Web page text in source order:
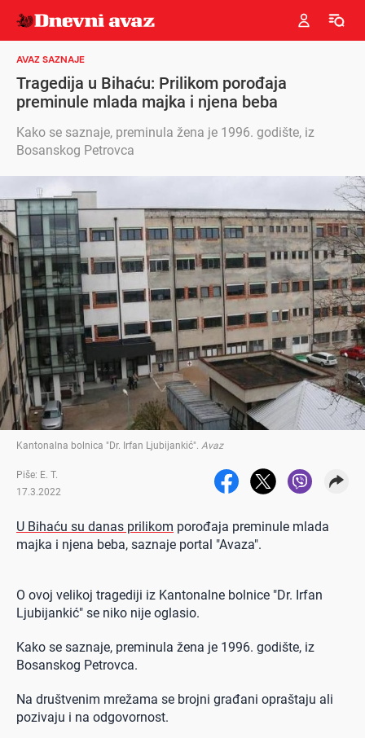
AVAZ SAZNAJE
Tragedija u Bihaću: Prilikom porođaja
preminule mlada majka i njena beba
Kako se saznaje, preminula žena je 1996. godište, iz
Bosanskog Petrovca
Kantonalna bolnica "Dr. Irfan Ljubijankić". Avaz
Piše: E. T.
17.3.2022
U Bihaću su danas prilikom porođaja preminule mlada
majka i njena beba, saznaje portal "Avaza".
O ovoj velikoj tragediji iz Kantonalne bolnice "Dr. Irfan
Ljubijankić" se niko nije oglasio.
Kako se saznaje, preminula žena je 1996. godište, iz
Bosanskog Petrovca.
Na društvenim mrežama se brojni građani opraštaju ali
pozivaju i na odgovornost.